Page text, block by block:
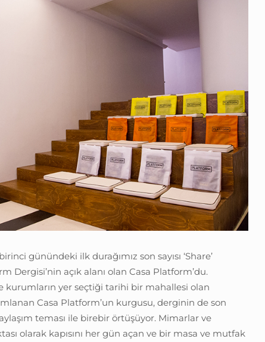
günündeki ilk durağımız son sayısı ‘Share’
Dergisi’nin açık alanı olan Casa Platform’du.
kurumların yer seçtiği tarihi bir mahallesi olan
Casa Platform’un kurgusu, derginin de son
teması ile birebir örtüşüyor. Mimarlar ve
olarak kapısını her gün açan ve bir masa ve mutfak